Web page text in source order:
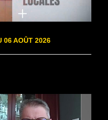
06 AOÛT 2026